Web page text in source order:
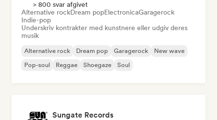
> 800 svar afgivet
Alternative rockDream popElectronicaGaragerock
Indie-pop
Underskriv kontrakter med kunstnere eller udgiv deres
musik
Alternative rock Dream pop Garagerock
New wave
Pop-soul
Reggae Shoegaze Soul
Sungate Records